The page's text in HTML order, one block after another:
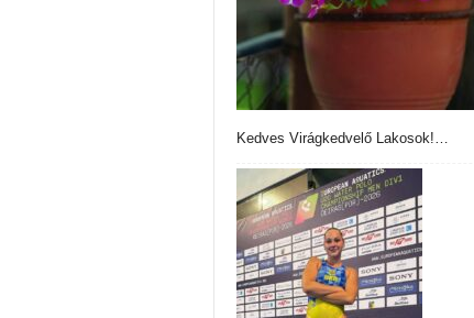
Kedves Virágkedvelő Lakosok!…